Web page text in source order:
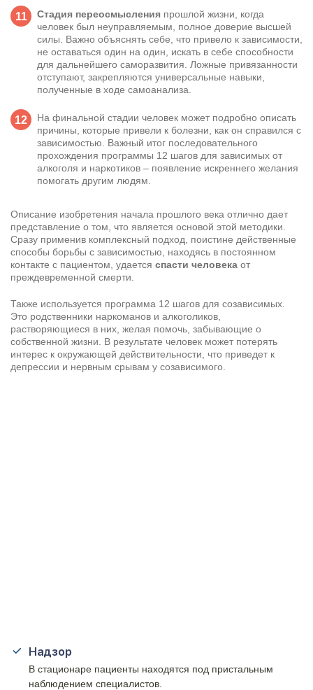
Стадия переосмысления прошлой жизни, когда
человек был неуправляемым, полное доверие высшей
силы. Важно объяснять себе, что привело к зависимости,
не оставаться один на один, искать в себе способности
для дальнейшего саморазвития. Ложные привязанности
отступают, закрепляются универсальные навыки,
полученные в ходе самоанализа.
На финальной стадии человек может подробно описать
причины, которые привели к болезни, как он справился с
зависимостью. Важный итог последовательного
прохождения программы 12 шагов для зависимых от
алкоголя и наркотиков – появление искреннего желания
помогать другим людям.
Описание изобретения начала прошлого века отлично дает
представление о том, что является основой этой методики.
Сразу применив комплексный подход, поистине действенные
способы борьбы с зависимостью, находясь в постоянном
контакте с пациентом, удается спасти человека от
преждевременной смерти.
Также используется программа 12 шагов для созависимых.
Это родственники наркоманов и алкоголиков,
растворяющиеся в них, желая помочь, забывающие о
собственной жизни. В результате человек может потерять
интерес к окружающей действительности, что приведет к
депрессии и нервным срывам у созависимого.
Надзор
В стационаре пациенты находятся под пристальным
наблюдением специалистов.